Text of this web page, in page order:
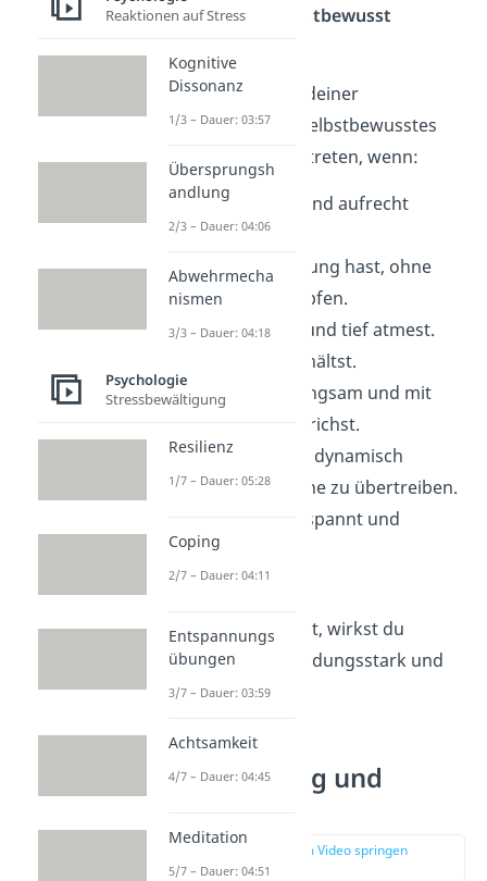
Power Posen – Selbstbewusst
Du signalisierst mit deiner
Körpersprache ein selbstbewusstes
und souveränes Auftreten, wenn:
du dich gerade und aufrecht
hinstellst.
du Körperspannung hast, ohne
dich zu verkrampfen.
du gleichmäßig und tief atmest.
du Blickkontakt hältst.
du ruhig, fest, langsam und mit
tiefer Stimme sprichst.
du natürlich und dynamisch
gestikulierst, ohne zu übertreiben.
deine Mimik entspannt und
natürlich wirkt.
du viel lächelst.
Wenn du so auftrittst, wirkst du
kompetent, entscheidungsstark und
selbstsicher.
Körperhaltung und
Bewegungen
zur Stelle im Video springen
(02:56)
Reaktionen auf Stress
Kognitive
Dissonanz
1/3 – Dauer: 03:57
Übersprungsh
andlung
2/3 – Dauer: 04:06
Abwehrmecha
nismen
3/3 – Dauer: 04:18
Psychologie
Stressbewältigung
Resilienz
1/7 – Dauer: 05:28
Coping
2/7 – Dauer: 04:11
Entspannungs
übungen
3/7 – Dauer: 03:59
Achtsamkeit
4/7 – Dauer: 04:45
Meditation
5/7 – Dauer: 04:51